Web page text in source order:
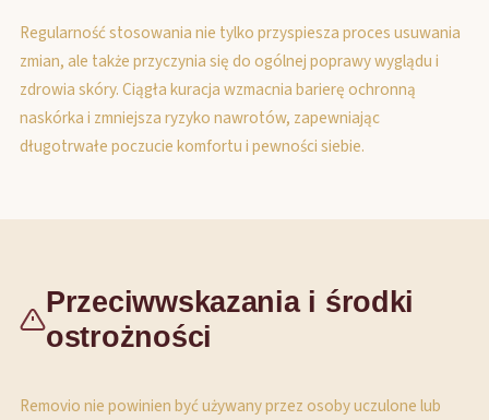
Regularność stosowania nie tylko przyspiesza proces usuwania
zmian, ale także przyczynia się do ogólnej poprawy wyglądu i
zdrowia skóry. Ciągła kuracja wzmacnia barierę ochronną
naskórka i zmniejsza ryzyko nawrotów, zapewniając
długotrwałe poczucie komfortu i pewności siebie.
Przeciwwskazania i środki
ostrożności
Removio nie powinien być używany przez osoby uczulone lub